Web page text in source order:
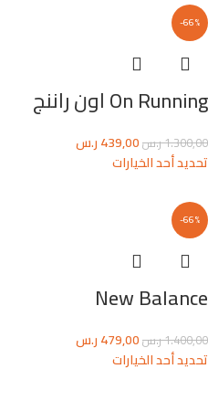
-66%
On Running اون راننج
1.300,00ر.س439,00ر.س
تحديد أحد الخيارات
-66%
New Balance
1.400,00ر.س479,00ر.س
تحديد أحد الخيارات